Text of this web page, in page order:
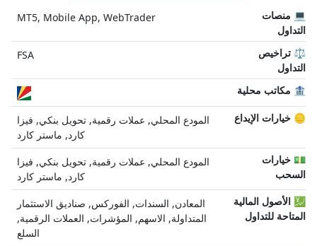
MT5, Mobile App, WebTrader
💻 منصات
التداول
FSA
⚖️ تراخيص
التداول
🏦 مكاتب محلية
المودع المحلي, عملات رقمية, تحويل بنكي, فيزا
كارد, ماستر كارد
🪙 خيارات الإيداع
المودع المحلي, عملات رقمية, تحويل بنكي, فيزا
كارد, ماستر كارد
💵 خيارات
السحب
المعادن, السندات, الفوركس, صناديق الاستثمار
المتداولة, الاسهم, المؤشرات, العملات الرقمية,
السلع
💹 الأصول المالية
المتاحة للتداول